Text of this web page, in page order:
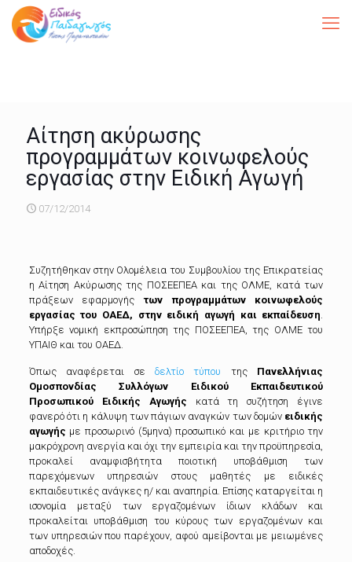
Αίτηση ακύρωσης
προγραμμάτων κοινωφελούς
εργασίας στην Ειδική Αγωγή
07/12/2014
Συζητήθηκαν στην Ολομέλεια του Συμβουλίου της Επικρατείας
η Αίτηση Ακύρωσης της ΠΟΣΕΕΠΕΑ και της ΟΛΜΕ, κατά των
πράξεων εφαρμογήςτων προγραμμάτων κοινωφελούς
εργασίας του ΟΑΕΔ, στην ειδική αγωγή και εκπαίδευση.
Υπήρξε νομική εκπροσώπηση της ΠΟΣΕΕΠΕΑ, της ΟΛΜΕ του
ΥΠΑΙΘ και του ΟΑΕΔ.
Όπως αναφέρεται σε δελτίο τύπου της Πανελλήνιας
Ομοσπονδίας Συλλόγων Ειδικού Εκπαιδευτικού
Προσωπικού Ειδικής Αγωγής κατά τη συζήτηση έγινε
φανερό ότι η κάλυψη των πάγιων αναγκών των δομώνειδικής
αγωγής με προσωρινό (5μηνα) προσωπικό και με κριτήριο την
μακρόχρονη ανεργία και όχι την εμπειρία και την προϋπηρεσία,
προκαλεί αναμφισβήτητα ποιοτική υποβάθμιση των
παρεχόμενων υπηρεσιών στους μαθητές με ειδικές
εκπαιδευτικές ανάγκες η/ και αναπηρία. Επίσης καταργείται η
ισονομία μεταξύ των εργαζομένων ίδιων κλάδων και
προκαλείται υποβάθμιση του κύρους των εργαζομένων και
των υπηρεσιών που παρέχουν, αφού αμείβονται με μειωμένες
αποδοχές.